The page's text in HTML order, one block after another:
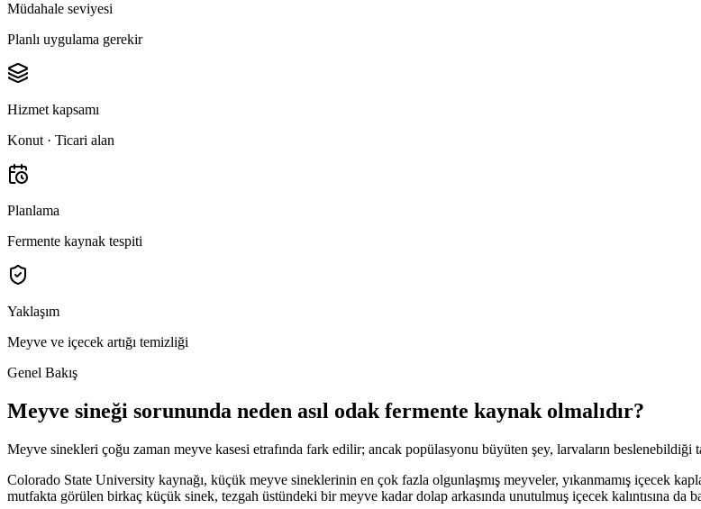
Müdahale seviyesi
Planlı uygulama gerekir
Hizmet kapsamı
Konut · Ticari alan
Planlama
Fermente kaynak tespiti
Yaklaşım
Meyve ve içecek artığı temizliği
Genel Bakış
Meyve sineği sorununda neden asıl odak fermente kaynak olmalıdır?
Meyve sinekleri çoğu zaman meyve kasesi etrafında fark edilir; ancak popülasyonu büyüten şey, larvaların beslenebildiği
Colorado State University kaynağı, küçük meyve sineklerinin en çok fazla olgunlaşmış meyveler, yıkanmamış içecek
mutfakta görülen birkaç küçük sinek, tezgah üstündeki bir meyve kadar dolap arkasında unutulmuş içecek kalıntısına da